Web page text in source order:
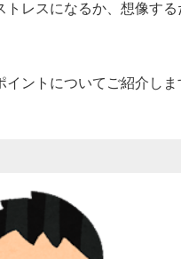
レスになるか、想像する
ントについてご紹介しま